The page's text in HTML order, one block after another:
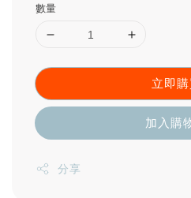
數量
立即
加入購
分享